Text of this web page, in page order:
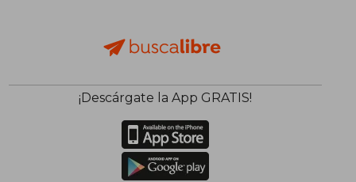
¡Descárgate la App GRATIS!